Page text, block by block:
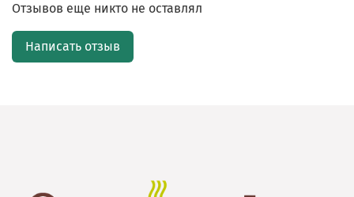
Отзывов еще никто не оставлял
Написать отзыв